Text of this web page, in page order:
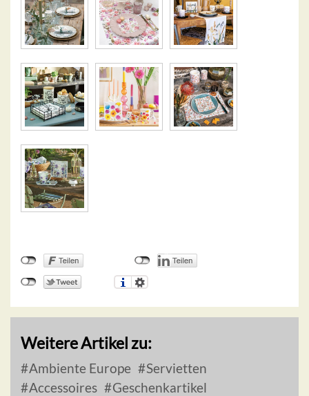
Weitere Artikel zu:
Ambiente Europe
Servietten
Accessoires
Geschenkartikel